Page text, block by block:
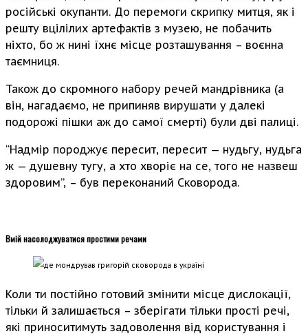
російські окупанти. До перемоги скрипку митця, як і
решту вцілілих артефактів з музею, не побачить
ніхто, бо ж нині їхнє місце розташування – воєнна
таємниця.
Також до скромного набору речей мандрівника (а
він, нагадаємо, не припиняв вирушати у далекі
подорожі пішки аж до самої смерті) були дві палиці.
“Надмір породжує пересит, пересит — нудьгу, нудьга
ж — душевну тугу, а хто хворіє на се, того не назвеш
здоровим”, – був переконаний Сковорода.
Вмій насолоджуватися простими речами
Коли ти постійно готовий змінити місце дислокації,
тільки й залишається – зберігати тільки прості речі,
які приноситимуть задоволення від користування і